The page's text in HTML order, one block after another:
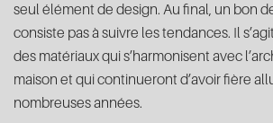
seul élément de design. Au final, un bon
consiste pas à suivre les tendances. Il
des matériaux qui s’harmonisent avec
maison et qui continueront d’avoir fière
nombreuses années.